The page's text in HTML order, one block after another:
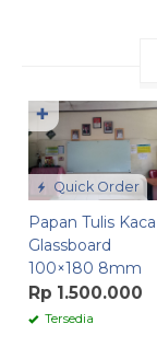
Quick Order
Papan Tulis Kaca
Glassboard
100×180 8mm
Rp 1.500.000
Tersedia
✚